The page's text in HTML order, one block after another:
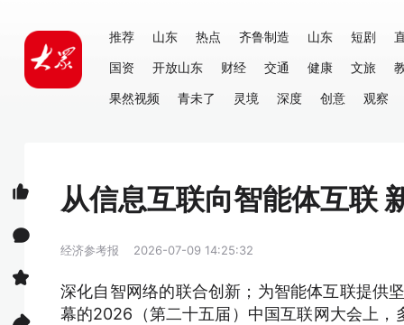
推荐 山东 热点 齐鲁制造 山东 短剧
国资
开放山东 财经 交通 健康 文旅
果然视频
青未了 灵境 深度 创意 观察
从信息互联向智能体互联
经济参考报 2026-07-09 14:25:32
深化自智网络的联合创新；为智能体互联提供
幕的2026（第二十五届）中国互联网大会上